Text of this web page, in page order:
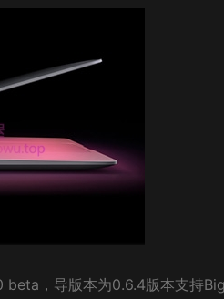
，导版本为0.6.4版本支持Big